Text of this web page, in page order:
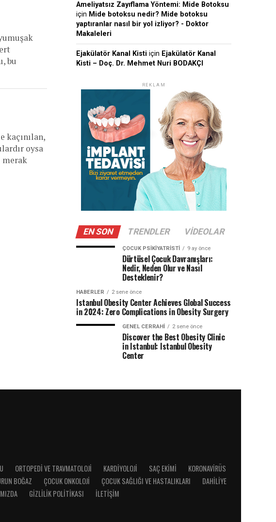
bu
oysa
Ameliyatsız Zayıflama Yöntemi: Mide Botoksu
için Mide botoksu nedir? Mide botoksu
yaptıranlar nasıl bir yol izliyor? - Doktor
Makaleleri
Ejakülatör Kanal Kisti için Ejakülatör Kanal
Kisti – Doç. Dr. Mehmet Nuri BODAKÇI
REKLAM
EN SON TRENDLER VIDEOLAR
ÇOCUK PSIKIYATRISTI 9 ay önce
Dürtüsel Çocuk Davranışları:
Nedir, Neden Olur ve Nasıl
Desteklenir?
HABERLER 2 sene önce
Istanbul Obesity Center Achieves Global Success
in 2024: Zero Complications in Obesity Surgery
GENEL CERRAHI 2 sene önce
Discover the Best Obesity Clinic
in Istanbul: Istanbul Obesity
Center
ORTOPEDI VE TRAVMATOLOJI KARDIYOLOJI SAÇ EKIMI
KORONAVIRÜS
BOĞAZ ÇOCUK ONKOLOJI ÇOCUK SAĞLIĞI VE HASTALIKLARI
DAHILIYE
GIZLILIK POLITIKASI İLETIŞIM